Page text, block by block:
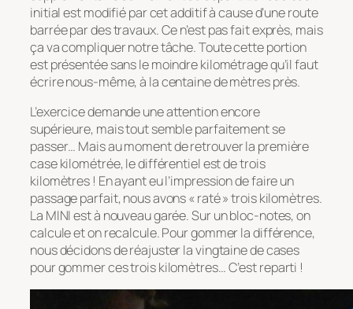
initial est modifié par cet additif à cause d’une route
barrée par des travaux. Ce n’est pas fait exprès, mais
ça va compliquer notre tâche. Toute cette portion
est présentée sans le moindre kilométrage qu’il faut
écrire nous-même, à la centaine de mètres près.
L’exercice demande une attention encore
supérieure, mais tout semble parfaitement se
passer… Mais au moment de retrouver la première
case kilométrée, le différentiel est de trois
kilomètres ! En ayant eu l’impression de faire un
passage parfait, nous avons « raté » trois kilomètres.
La MINI est à nouveau garée. Sur un bloc-notes, on
calcule et on recalcule. Pour gommer la différence,
nous décidons de réajuster la vingtaine de cases
pour gommer ces trois kilomètres… C’est reparti !